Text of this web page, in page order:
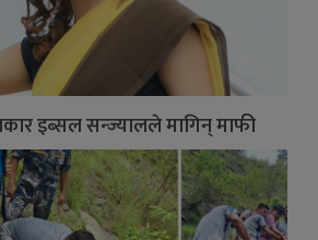
इब्सल सन्ज्यालले मागिन् माफी